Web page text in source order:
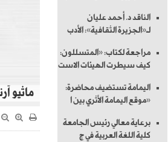
الناقد د. أحمد عليان
لـ«الجزيرة الثقافية»: الأدب
مراجعة لكتاب: «المتسللون:
كيف سيطرت الهيئات الاست
اليمامة تستضيف محاضرة:
«موقع اليمامة الأثري بين ا
برعاية معالي رئيس الجامعة
كلية اللغة العربية في ج
ماثيو